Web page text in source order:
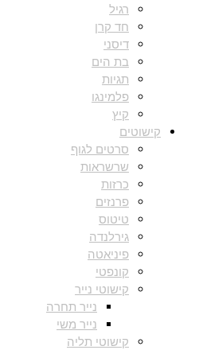
רגיל
חד קרן
דיסני
בת הים
תגיות
פלמינגו
קיץ
קישוטים
סרטים לגוף
שרשראות
כרזות
פרנזים
טיטוס
גירלנדה
פיניאטה
קונפטי
קישוטי נייר
נייר תחרה
נייר משי
קישוטי תליה